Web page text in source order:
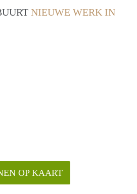
NIEUWE WERK IN
OP KAART